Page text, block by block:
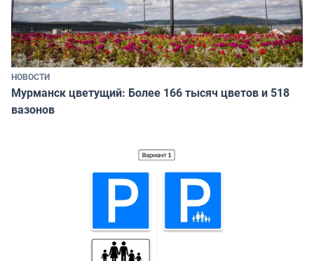
НОВОСТИ
Мурманск цветущий: Более 166 тысяч цветов и 518
вазонов